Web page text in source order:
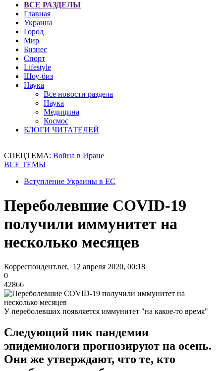
ВСЕ РАЗДЕЛЫ
Главная
Украина
Город
Мир
Бизнес
Спорт
Lifestyle
Шоу-биз
Наука
Все новости раздела
Наука
Медицина
Космос
БЛОГИ ЧИТАТЕЛЕЙ
СПЕЦТЕМА: Война в Иране
ВСЕ ТЕМЫ
Вступление Украины в ЕС
Переболевшие COVID-19
получили иммунитет на
несколько месяцев
Корреспондент.net, 12 апреля 2020, 00:18
0
42866
У переболевших появляется иммунитет "на какое-то время"
Следующий пик пандемии
эпидемиологи прогнозируют на осень.
Они же утверждают, что те, кто